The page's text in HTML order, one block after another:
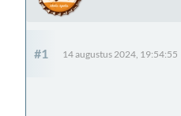
#1 14 augustus 2024, 19:54:55